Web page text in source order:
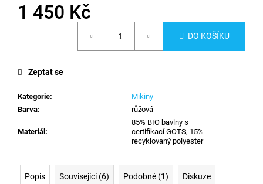
1 450 Kč
DO KOŠÍKU
Kategorie:
Mikiny
Barva: růžová
Materiál:
85% BIO bavlny s
certifikací GOTS, 15%
recyklovaný polyester
Zeptat se
Popis Související (6) Podobné (1) Diskuze